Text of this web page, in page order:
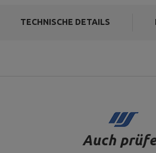
TECHNISCHE DETAILS
Auch